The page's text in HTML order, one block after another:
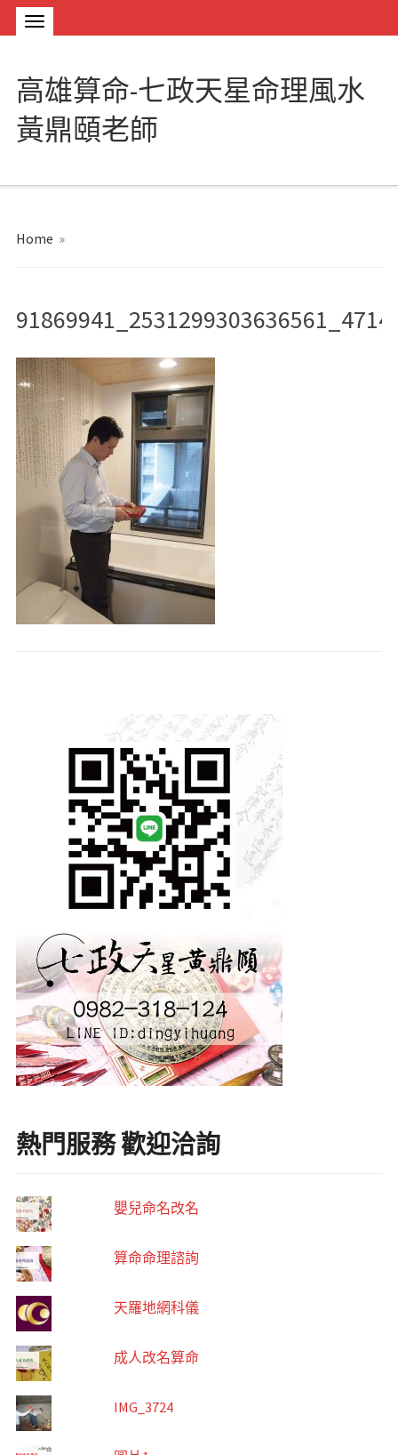
高雄算命-七政天星命理風水
黃鼎頤老師
Home »
熱門服務 歡迎洽詢
嬰兒命名改名
算命命理諮詢
天羅地網科儀
成人改名算命
IMG_3724